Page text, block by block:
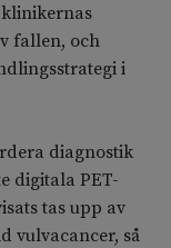
fallen, och
i
diagnostik
digitala PET-
tas upp av
vulvacancer, så